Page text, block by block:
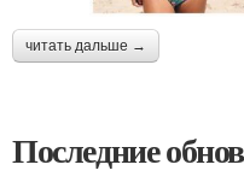
читать дальше →
Последние